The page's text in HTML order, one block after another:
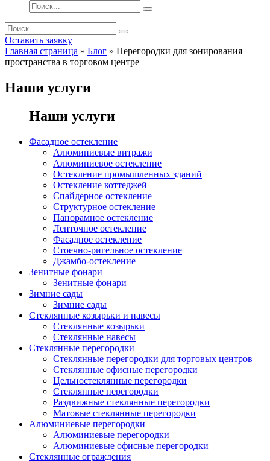
Оставить заявку
Главная страница » Блог » Перегородки для зонирования
пространства в торговом центре
Наши услуги
Наши услуги
Фасадное остекление
Алюминиевые витражи
Алюминиевое остекление
Остекление промышленных зданий
Остекление коттеджей
Спайдерное остекление
Структурное остекление
Панорамное остекление
Ленточное остекление
Фасадное остекление
Стоечно-ригельное остекление
Джамбо-остекление
Зенитные фонари
Зенитные фонари
Зимние сады
Зимние сады
Стеклянные козырьки и навесы
Стеклянные козырьки
Стеклянные навесы
Стеклянные перегородки
Стеклянные перегородки для торговых центров
Стеклянные офисные перегородки
Цельностеклянные перегородки
Cтеклянные перегородки
Раздвижные стеклянные перегородки
Матовые стеклянные перегородки
Алюминиевые перегородки
Алюминиевые перегородки
Алюминиевые офисные перегородки
Стеклянные ограждения